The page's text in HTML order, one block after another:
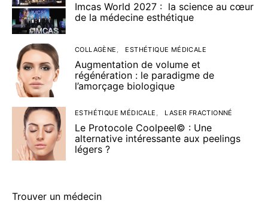
Imcas World 2027 : la science au cœur
de la médecine esthétique
COLLAGÈNE ESTHÉTIQUE MÉDICALE
Augmentation de volume et
régénération : le paradigme de
l’amorçage biologique
ESTHÉTIQUE MÉDICALE LASER FRACTIONNÉ
Le Protocole Coolpeel© : Une
alternative intéressante aux peelings
légers ?
Trouver un médecin